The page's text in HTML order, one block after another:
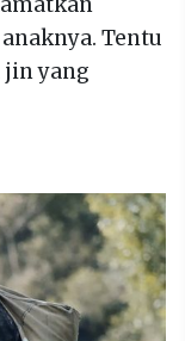
Tentu
jin yang